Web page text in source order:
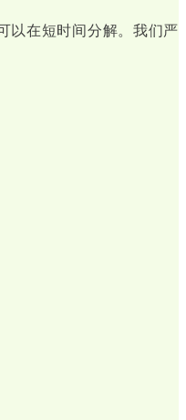
以在短时间分解。我们严